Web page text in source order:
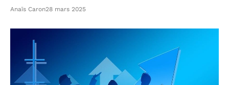
Anaïs Caron28 mars 2025